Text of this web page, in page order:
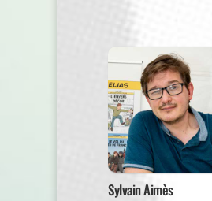
Sylvain Aimès